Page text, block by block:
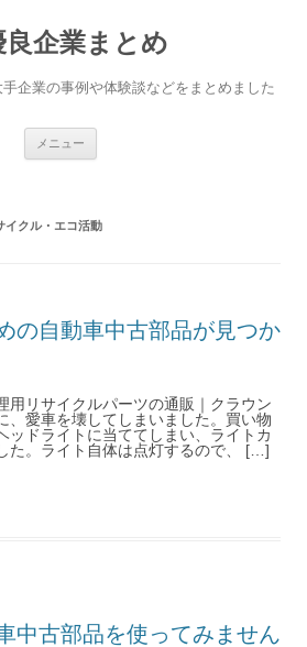
良企業まとめ
企業の事例や体験談などをまとめました
メニュー
イクル・エコ活動
の自動車中古部品が見つか
用リサイクルパーツの通販｜クラウン
、愛車を壊してしまいました。買い物
ッドライトに当ててしまい、ライトカ
た。ライト自体は点灯するので、 […]
中古部品を使ってみません